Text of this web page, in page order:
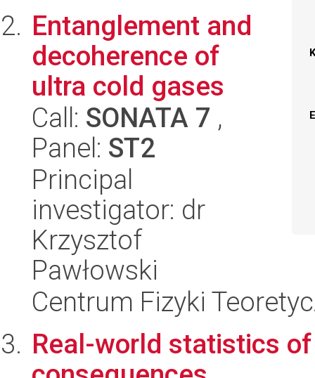
Entanglement and
decoherence of
ultra cold gases
Call: SONATA 7 ,
Panel: ST2
Principal
investigator: dr
Krzysztof
Pawłowski
Centrum Fizyki
Real-world statistics